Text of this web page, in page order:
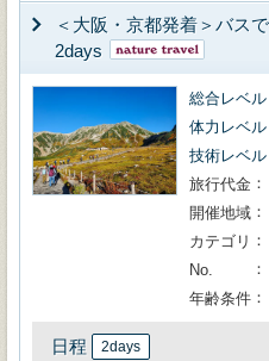
＜大阪・京都発着＞バス
2days
総合レベル
体力レベル
技術レベル
旅行代金
開催地域
カテゴリ
No.
年齢条件
日程 2days